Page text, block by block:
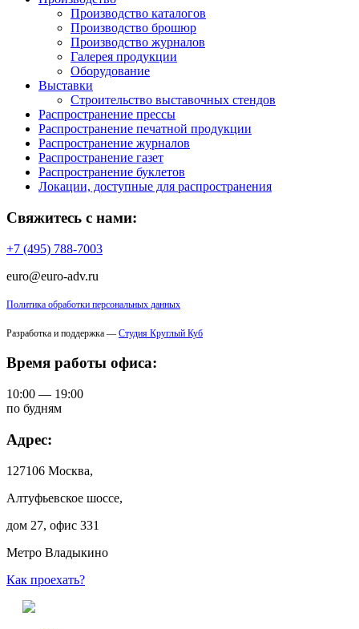
Производство каталогов
Производство брошюр
Производство журналов
Галерея продукции
Оборудование
Выставки
Строительство выставочных стендов
Распространение прессы
Распространение печатной продукции
Распространение журналов
Распространение газет
Распространение буклетов
Локации, доступные для распространения
Свяжитесь с нами:
+7 (495) 788-7003
euro@euro-adv.ru
Политика обработки персональных данных
Разработка и поддержка — Студия Круглый Куб
Время работы офиса:
10:00 — 19:00
по будням
Адрес:
127106 Москва,
Алтуфьевское шоссе,
дом 27, офис 331
Метро Владыкино
Как проехать?